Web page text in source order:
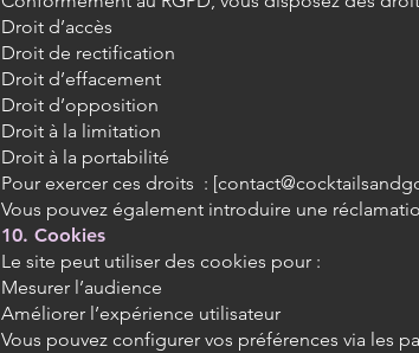
Droit d’accès
Droit de rectification
Droit d’effacement
Droit d’opposition
Droit à la limitation
Droit à la portabilité
Pour exercer ces droits : [
Vous pouvez également introduire une
10. Cookies
Le site peut utiliser des cookies pour :
Mesurer l’audience
Améliorer l’expérience utilisateur
Vous pouvez configurer vos préférences via les